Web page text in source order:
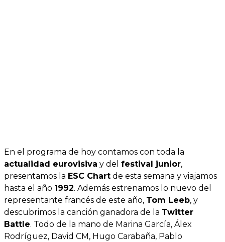
En el programa de hoy contamos con toda la
actualidad eurovisiva y del festival junior,
presentamos la ESC Chart de esta semana y viajamos
hasta el año 1992. Además estrenamos lo nuevo del
representante francés de este año, Tom Leeb, y
descubrimos la canción ganadora de la Twitter
Battle. Todo de la mano de Marina García, Álex
Rodríguez, David CM, Hugo Carabaña, Pablo